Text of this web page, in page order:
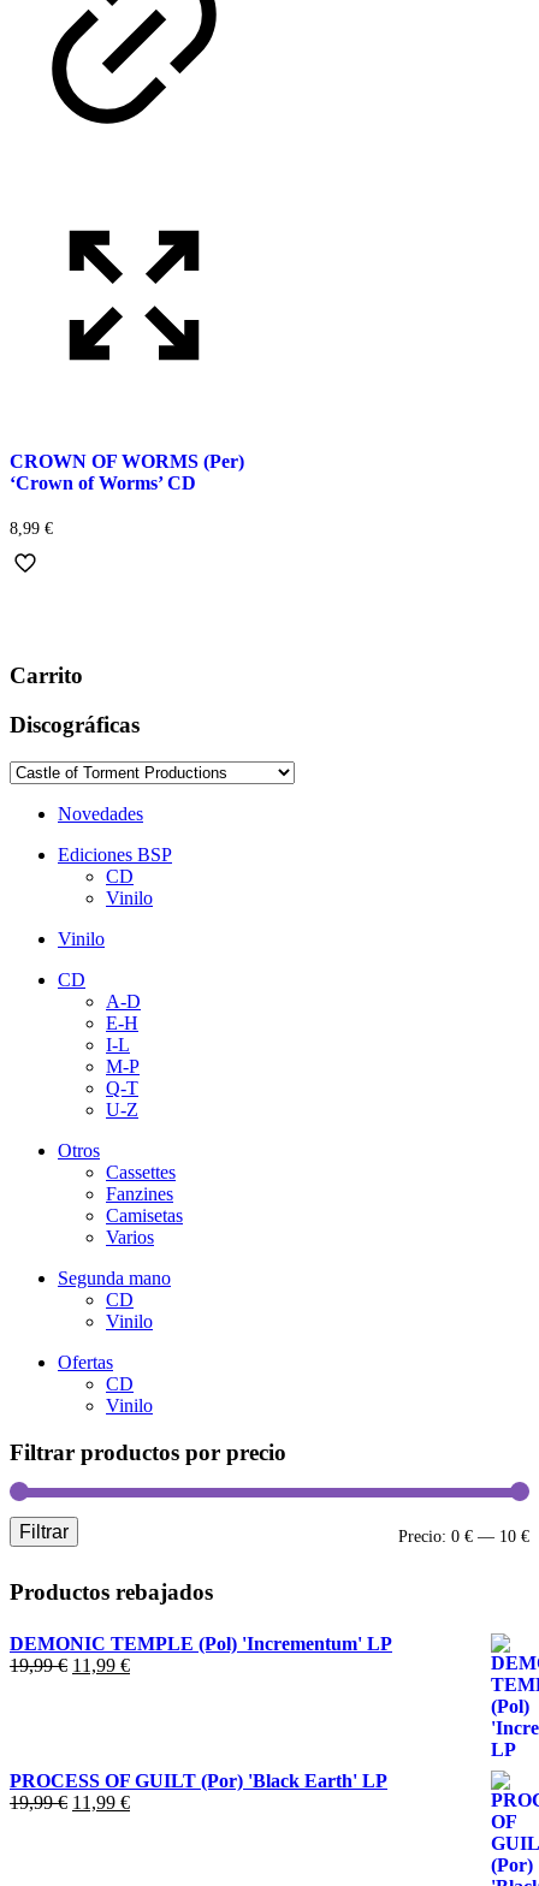
CROWN OF WORMS (Per)
‘Crown of Worms’ CD
8,99 €
Carrito
Discográficas
Novedades
Ediciones BSP
CD
Vinilo
Vinilo
CD
A-D
E-H
I-L
M-P
Q-T
U-Z
Otros
Cassettes
Fanzines
Camisetas
Varios
Segunda mano
CD
Vinilo
Ofertas
CD
Vinilo
Filtrar productos por precio
Filtrar Precio: 0 € — 10 €
Productos rebajados
DEMONIC TEMPLE (Pol) 'Incrementum' LP
19,99€ El
11,99 €El
PROCESS OF GUILT (Por) 'Black Earth' LP
19,99€ El
11,99 €El